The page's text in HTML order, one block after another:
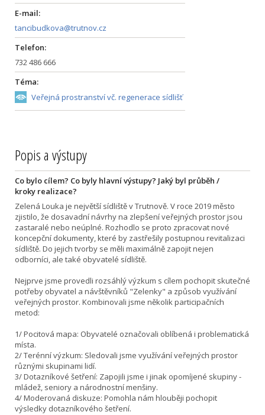
E-mail:
tancibudkova@trutnov.cz
Telefon:
732 486 666
Téma:
Veřejná prostranství vč. regenerace sídlišť
Popis a výstupy
Co bylo cílem? Co byly hlavní výstupy? Jaký byl průběh /
kroky realizace?
Zelená Louka je největší sídliště v Trutnově. V roce 2019 město
zjistilo, že dosavadní návrhy na zlepšení veřejných prostor jsou
zastaralé nebo neúplné. Rozhodlo se proto zpracovat nové
koncepční dokumenty, které by zastřešily postupnou revitalizaci
sídliště. Do jejich tvorby se měli maximálně zapojit nejen
odborníci, ale také obyvatelé sídliště.
Nejprve jsme provedli rozsáhlý výzkum s cílem pochopit skutečné
potřeby obyvatel a návštěvníků "Zelenky" a způsob využívání
veřejných prostor. Kombinovali jsme několik participačních
metod:
1/ Pocitová mapa: Obyvatelé označovali oblíbená i problematická
místa.
2/ Terénní výzkum: Sledovali jsme využívání veřejných prostor
různými skupinami lidí.
3/ Dotazníkové šetření: Zapojili jsme i jinak opomíjené skupiny -
mládež, seniory a národnostní menšiny.
4/ Moderovaná diskuze: Pomohla nám hlouběji pochopit
výsledky dotazníkového šetření.